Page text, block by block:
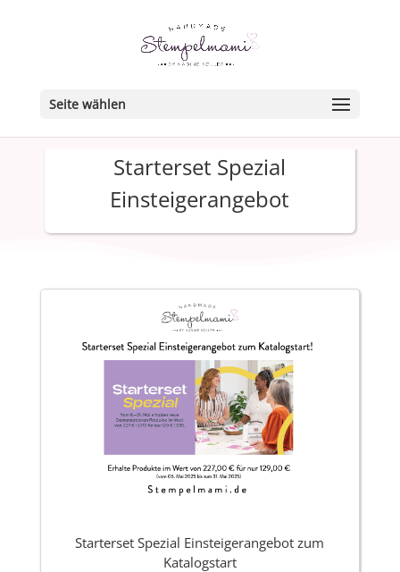
Seite wählen
Starterset Spezial
Einsteigerangebot
Starterset Spezial Einsteigerangebot zum
Katalogstart